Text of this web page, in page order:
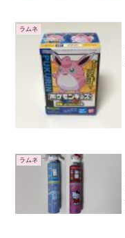
ラムネ
ラムネ